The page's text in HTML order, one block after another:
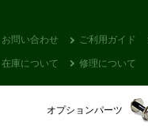
お問い合わせ ご利用ガイド
在庫について 修理について
オプションパーツ